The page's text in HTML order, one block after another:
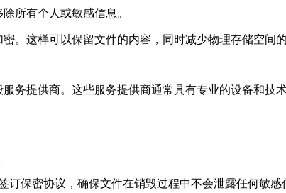
所有个人或敏感信息。
。这样可以保留文件的内容，同时减少物理存储空间的
务提供商。这些服务提供商通常具有专业的设备和技
保密协议，确保文件在销毁过程中不会泄露任何敏感